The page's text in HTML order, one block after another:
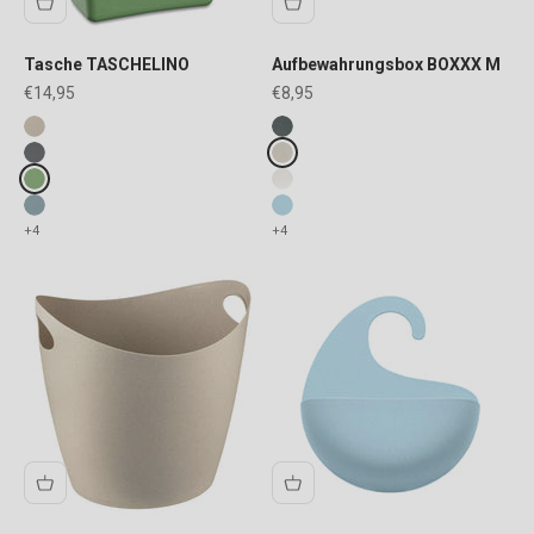
Tasche TASCHELINO
Angebot
€14,95
Fake colours
nature desert sand
nature ash grey
nature leaf green
nature flower blue
+4
Aufbewahrungsbox BOXXX M
Angebot
€8,95
Fake colours
ash grey
desert sand
cotton white
blue
+4